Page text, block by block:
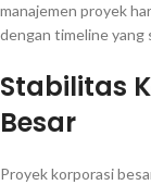
manajemen proyek
dengan timeline yang
Stabilitas
Besar
Proyek korporasi